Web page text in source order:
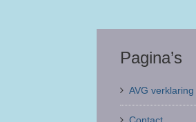
Pagina’s
AVG verklaring